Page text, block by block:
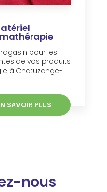
pour les
de vos produits
à Chatuzange-
SAVOIR PLUS
nous